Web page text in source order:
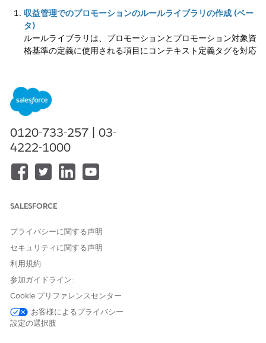
収益管理でのプロモーションのルールライブラリの作成 (ベー
タ)
ルールライブラリは、プロモーションとプロモーション対象資
格基準の定義に使用される項目にコンテキスト定義タグを対応
収益管理でのプロモーションの価格設定手順の設定 (ベータ)
デフォルトの取引価格設定手順に [プロモーション実行] 要素
ます。
収益管理にプロモーションを表示するためのコンフィグレータ
ーフローの変更 (ベータ)
フローは、対象プロモーションを表示および適用する機能を制
す。
必要に応じて、次の設定を行ってプロモーションの対象資格と
表示をカスタマイズします。デザイナーが販売チャネルに基づ
いてプロモーションを表示できるようにチャネルを設定しま
表示するように商品検出コンテキスト定義とフローをカスタマ
イズします。
収益管理のプロモーションの有効化 (ベータ)
プロモーションを有効にして、価格設定デザイナーがプロモー
0120-733-257 | 03-
4222-1000
SALESFORCE
プライバシーに関する声明
セキュリティに関する声明
利用規約
参加ガイドライン:
Cookie プリファレンスセンター
お客様によるプライバシー
設定の選択肢